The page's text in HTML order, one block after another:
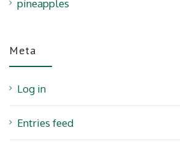
pineapples
Meta
Log in
Entries feed